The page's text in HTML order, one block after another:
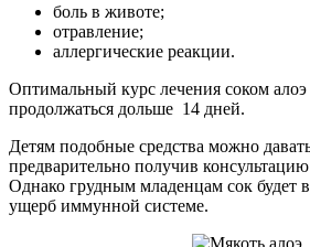
боль в животе;
отравление;
аллергические реакции.
Оптимальный курс лечения соком
продолжаться дольше 14 дней.
Детям подобные средства можно
предварительно получив
Однако грудным младенцам сок будет
ущерб иммунной системе.